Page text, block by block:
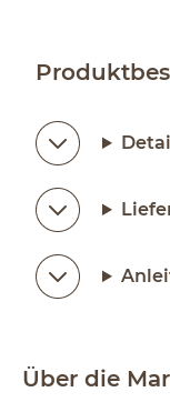
Über die